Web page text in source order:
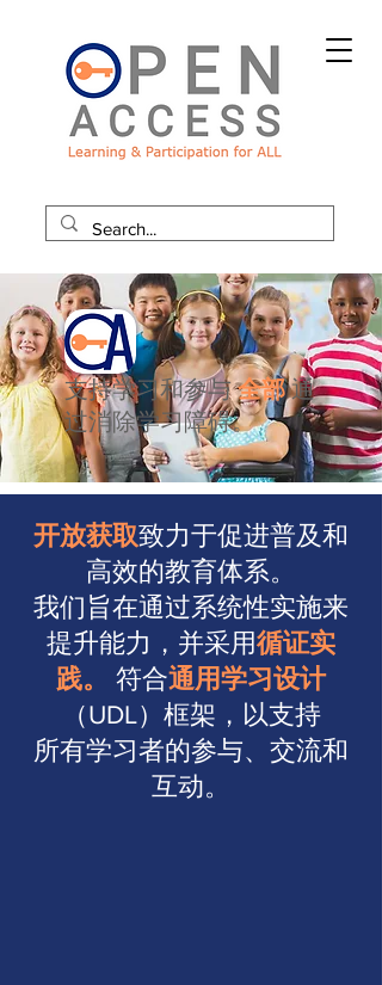
支持学习和参与 全部 通
过消除学习障碍。
开放获取致力于促进普及和
高效的教育体系。
我们旨在通过系统性实施来
提升能力，并采用循证实
践。
符合通用学习设计
（UDL）框架 ，以支持
所有学习者的参与、交流和
互动。